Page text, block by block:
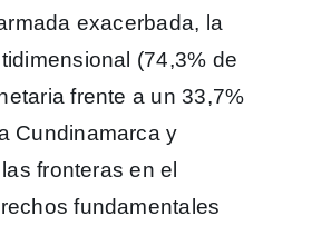
exacerbada, la
(74,3% de
frente a un 33,7%
Cundinamarca y
fronteras en el
fundamentales